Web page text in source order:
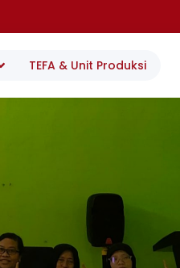
TEFA & Unit Produksi